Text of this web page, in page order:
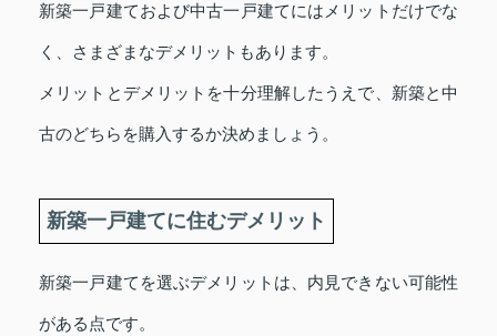
新築一戸建ておよび中古一戸建てにはメリットだけでな
く、さまざまなデメリットもあります。
メリットとデメリットを十分理解したうえで、新築と中
古のどちらを購入するか決めましょう。
新築一戸建てに住むデメリット
新築一戸建てを選ぶデメリットは、内見できない可能性
がある点です。